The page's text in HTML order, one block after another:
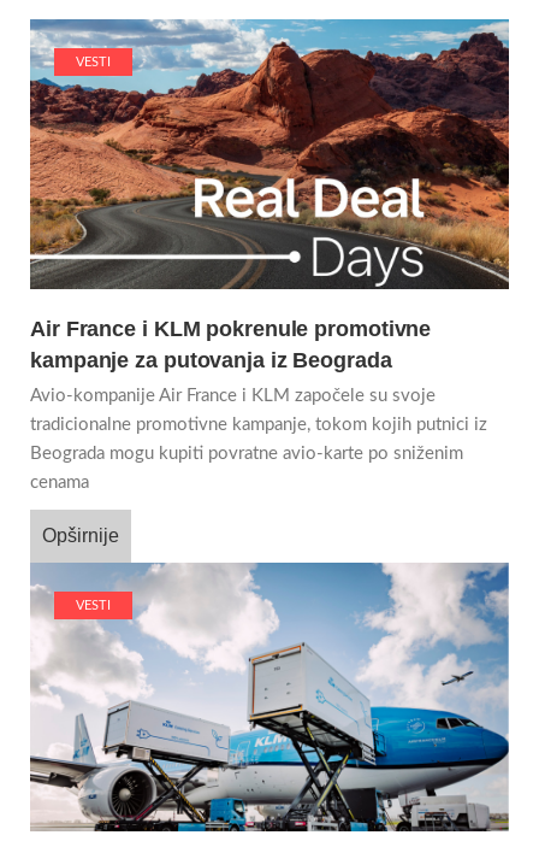
VESTI
Air France i KLM pokrenule promotivne
kampanje za putovanja iz Beograda
Avio-kompanije Air France i KLM započele su svoje
tradicionalne promotivne kampanje, tokom kojih putnici iz
Beograda mogu kupiti povratne avio-karte po sniženim
cenama
Opširnije
VESTI